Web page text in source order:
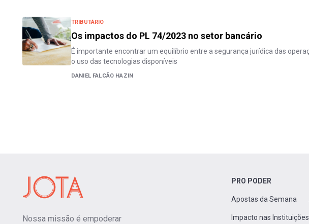
TRIBUTÁRIO
Os impactos do PL 74/2023 no setor bancário
É importante encontrar um equilíbrio entre a segurança jurídica das
o uso das tecnologias disponíveis
DANIEL FALCÃO HAZIN
Nossa missão é empoderar
PRO PODER
Apostas da Semana
Impacto nas Instituições